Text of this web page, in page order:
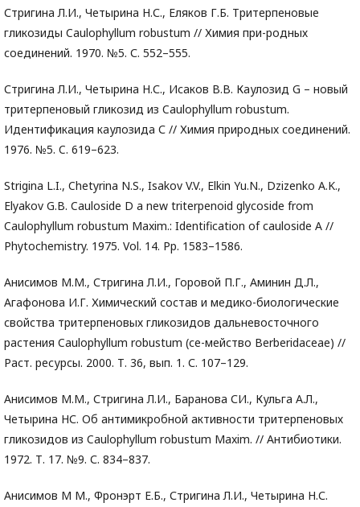
Стригина Л.И., Четырина Н.С., Еляков Г.Б. Тритерпеновые
гликозиды Caulophyllum robustum // Химия при-родных
соединений. 1970. №5. С. 552–555.
Стригина Л.И., Четырина Н.С., Исаков В.В. Каулозид G – новый
тритерпеновый гликозид из Caulophyllum robustum.
Идентификация каулозида С // Химия природных соединений.
1976. №5. C. 619–623.
Strigina L.I., Chetyrina N.S., Isakov V.V., Elkin Yu.N., Dzizenko A.K.,
Elyakov G.B. Cauloside D a new triterpenoid glycoside from
Caulophyllum robustum Maxim.: Identification of cauloside A //
Phytochemistry. 1975. Vol. 14. Pp. 1583–1586.
Анисимов М.М., Стригина Л.И., Горовой П.Г., Аминин Д.Л.,
Агафонова И.Г. Химический состав и медико-биологические
свойства тритерпеновых гликозидов дальневосточного
растения Caulophyllum robustum (се-мейство Berberidaceae) //
Раст. ресурсы. 2000. Т. 36, вып. 1. С. 107–129.
Анисимов М.М., Стригина Л.И., Баранова СИ., Кульга А.Л.,
Четырина НС. Об антимикробной активности тритерпеновых
гликозидов из Caulophyllum robustum Maxim. // Антибиотики.
1972. Т. 17. №9. С. 834–837.
Анисимов М М., Фронэрт Е.Б., Стригина Л.И., Четырина Н.С.